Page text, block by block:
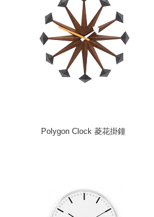
Polygon Clock 菱花掛鐘